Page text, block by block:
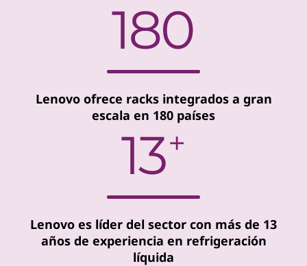
Lenovo ofrece racks integrados a gran
escala en 180 países
Lenovo es líder del sector con más de 13
años de experiencia en refrigeración
líquida